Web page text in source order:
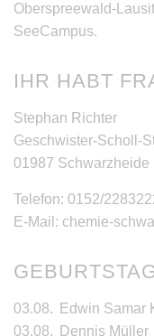
Oberspreewald-
SeeCampus.
IHR HABT
Stephan Richter
Geschwister-Scholl-
01987 Schwarzheide
Telefon: 0152/
E-Mail: chemie-
03.08.
Edwin Samar
03.08.
Dennis Müller